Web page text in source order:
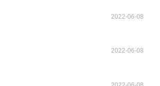
2022-06-08
2022-06-08